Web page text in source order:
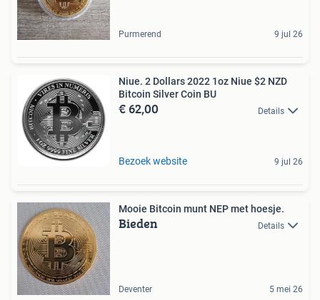
Purmerend 9 jul 26
Niue. 2 Dollars 2022 1oz Niue $2 NZD
Bitcoin Silver Coin BU
€ 62,00 Details
Bezoek website 9 jul 26
Mooie Bitcoin munt NEP met hoesje.
Bieden Details
Deventer 5 mei 26